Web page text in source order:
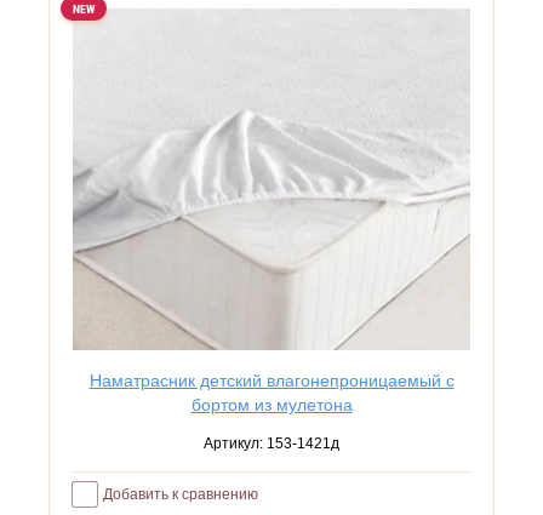
NEW
Наматрасник детский влагонепроницаемый с
бортом из мулетона
Артикул: 153-1421д
Добавить к сравнению